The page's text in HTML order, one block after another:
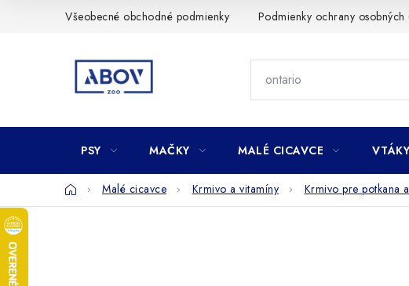
Všeobecné obchodné podmienky Podmienky ochrany osobných
PSY MAČKY MALÉ CICAVCE VTÁKY
DomovMalé cicavce Krmivo a vitamíny Krmivo pre potkana